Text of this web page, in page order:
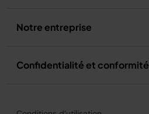
Notre entreprise
Confidentialité et conformité